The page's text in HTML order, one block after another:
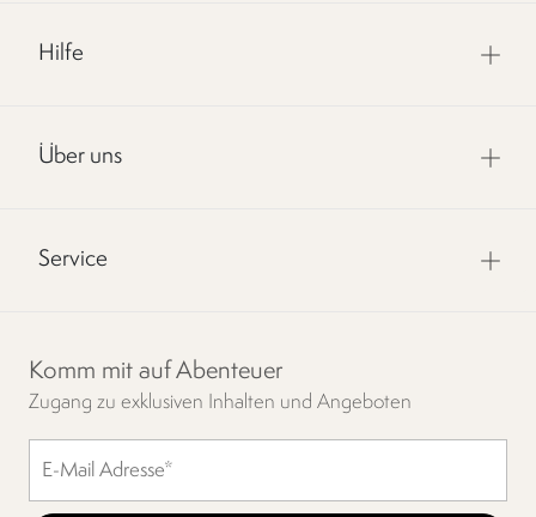
Hilfe
Über uns
Service
Komm mit auf Abenteuer
Zugang zu exklusiven Inhalten und Angeboten